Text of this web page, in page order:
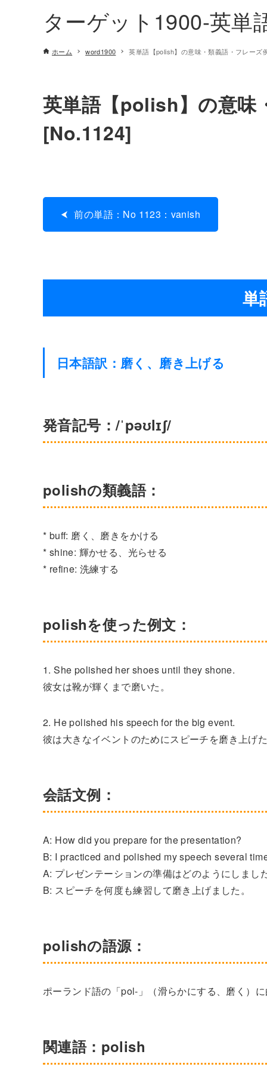
ターゲット1900-英単
ホーム word1900 英単語【polish】の意味・類義語・フレーズ
英単語【polish】の意味
[No.1124]
前の単語：No 1123：vanish
単
日本語訳：磨く、磨き上げる
発音記号：/ˈpəʊlɪʃ/
polishの類義語：
* buff: 磨く、磨きをかける
* shine: 輝かせる、光らせる
* refine: 洗練する
polishを使った例文：
1. She polished her shoes until they shone.
彼女は靴が輝くまで磨いた。
2. He polished his speech for the big event.
彼は大きなイベントのためにスピーチを磨き上げた
会話文例：
A: How did you prepare for the presentation?
B: I practiced and polished my speech several
A: プレゼンテーションの準備はどのようにしまし
B: スピーチを何度も練習して磨き上げました。
polishの語源：
ポーランド語の「pol-」（滑らかにする、磨く）に
関連語：polish